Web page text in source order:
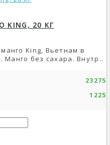
20 КГ
King, Вьетнам в
Манго без сахара. Внутр..